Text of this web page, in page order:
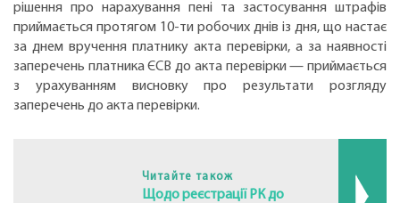
рішення про нарахування пені та застосування штрафів
приймається протягом 10-ти робочих днів із дня, що настає
за днем вручення платнику акта перевірки, а за наявності
заперечень платника ЄСВ до акта перевірки — приймається
з урахуванням висновку про результати розгляду
заперечень до акта перевірки.
Читайте також
Щодо реєстрації РК до